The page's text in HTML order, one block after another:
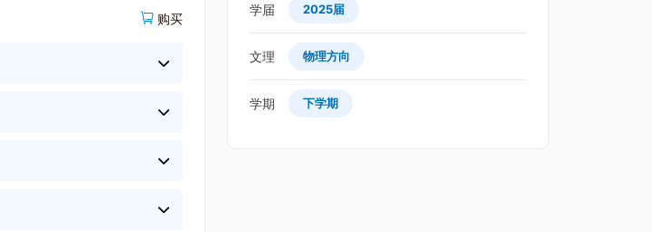
购买
学届 2025届
文理 物理方向
学期 下学期